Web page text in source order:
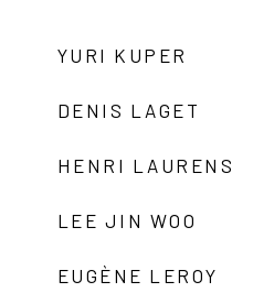
YURI KUPER
DENIS LAGET
HENRI LAURENS
LEE JIN WOO
EUGÈNE LEROY